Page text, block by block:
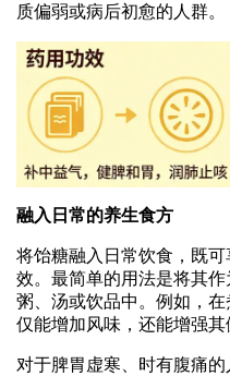
质偏弱或病后初愈的人群。
融入日常的养生食方
将饴糖融入日常饮食，既
效。最简单的用法是将其
粥、汤或饮品中。例如，
仅能增加风味，还能增强其
对于脾胃虚寒、时有腹痛